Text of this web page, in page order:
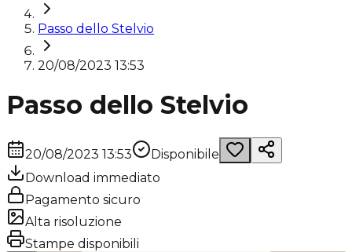
Passo dello Stelvio
20/08/2023 13:53
Passo dello Stelvio
20/08/2023 13:53
Disponibile
Download immediato
Pagamento sicuro
Alta risoluzione
Stampe disponibili